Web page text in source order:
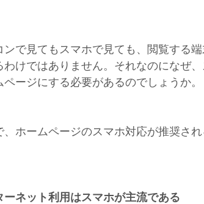
ンで見てもスマホで見ても、閲覧する
わけではありません。それなのになぜ
ページにする必要があるのでしょうか。
、ホームページのスマホ対応が推奨さ
ーネット利用はスマホが主流である